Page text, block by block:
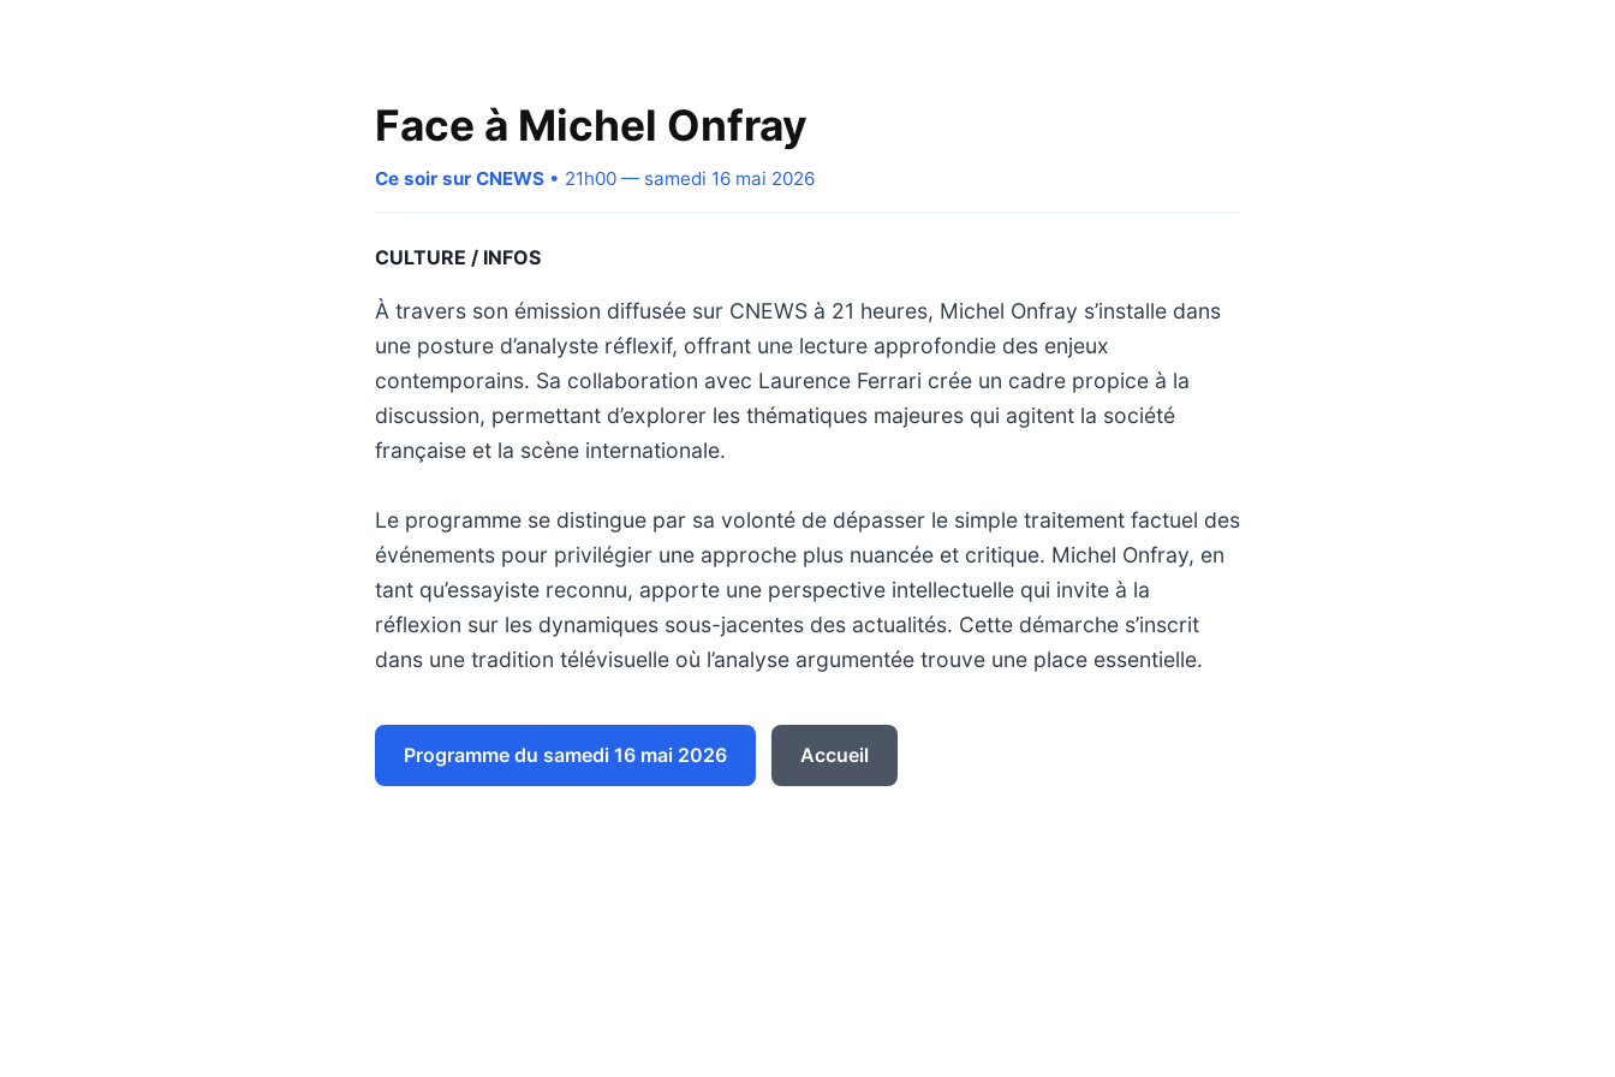
Face à Michel Onfray
Ce soir sur CNEWS • 21h00 — samedi 16 mai 2026
CULTURE / INFOS
À travers son émission diffusée sur CNEWS à 21 heures, Michel Onfray s’installe dans
une posture d’analyste réflexif, offrant une lecture approfondie des enjeux
contemporains. Sa collaboration avec Laurence Ferrari crée un cadre propice à la
discussion, permettant d’explorer les thématiques majeures qui agitent la société
française et la scène internationale.
Le programme se distingue par sa volonté de dépasser le simple traitement factuel des
événements pour privilégier une approche plus nuancée et critique. Michel Onfray, en
tant qu’essayiste reconnu, apporte une perspective intellectuelle qui invite à la
réflexion sur les dynamiques sous-jacentes des actualités. Cette démarche s’inscrit
dans une tradition télévisuelle où l’analyse argumentée trouve une place essentielle.
Programme du samedi 16 mai 2026 Accueil